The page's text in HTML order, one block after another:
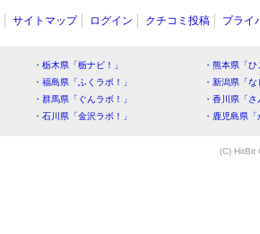
サイトマップ ログイン クチコミ投稿 プライ
・栃木県「栃ナビ！」
・熊本県「
・福島県「ふくラボ！」
・新潟県「
・群馬県「ぐんラボ！」
・香川県「
・石川県「金沢ラボ！」
・鹿児島県
(C) HitBit